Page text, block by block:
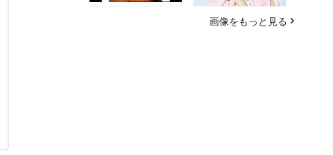
画像をもっと見る